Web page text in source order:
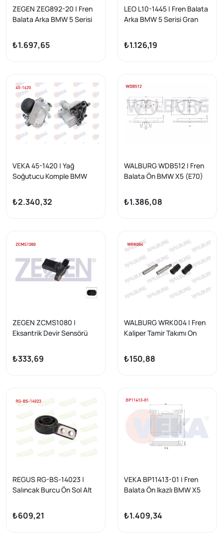
ZEGEN ZEG892-20 | Fren
Balata Arka BMW 5 Serisi
2009-/ (F07) 530 D
2009-/ 7 Serisi
740 D 2009 -
₺1.697,65
LEO L10-1445 | Fren Balata
Arka BMW 5 Serisi Gran
-
₺1.126,19
VEKA 45-1420 | Yağ
Soğutucu Komple BMW
X3 F25, X4 F26, Z4 E89)
N20
₺2.340,32
WALBURG WDB512 | Fren
Balata Ön BMW X5 (E70)
(E70) 3.0 Sı 2007-2012 /
BMW X5 (E70) 3.0 Sd
₺1.386,08
ZEGEN ZCMS1080 |
Eksantrik Devir Sensörü
Vk45de 2001-2006
₺333,69
WALBURG WRK004 | Fren
Kaliper Tamir Takımı On
Megane III / Duster /
Dokker / Lodgy / Logan
₺150,88
REGUS RG-BS-14023 |
Salıncak Burcu Ön Sol Alt
1990-1998
₺609,21
VEKA BP11413-01 | Fren
Balata Ön Ikazlı BMW X5
₺1.409,34